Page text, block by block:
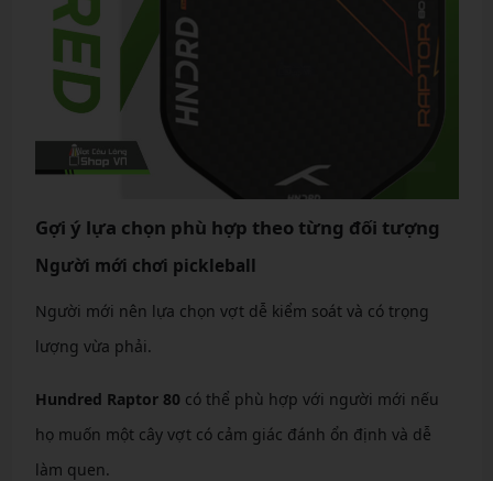
Gợi ý lựa chọn phù hợp theo từng đối tượng
Người mới chơi pickleball
Người mới nên lựa chọn vợt dễ kiểm soát và có trọng
lượng vừa phải.
Hundred Raptor 80 có thể phù hợp với người mới nếu
họ muốn một cây vợt có cảm giác đánh ổn định và dễ
làm quen.